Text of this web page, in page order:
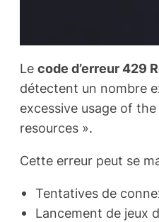
Le code d’erreur 429
détectent un nombre
excessive usage of
resources ».
Cette erreur peut se
Tentatives de
Lancement de jeux